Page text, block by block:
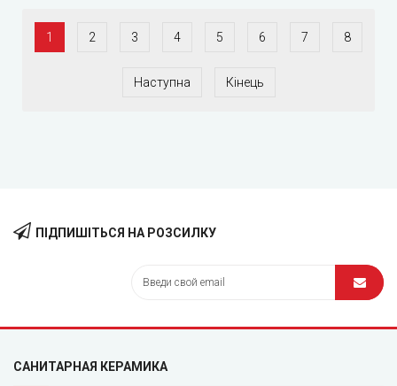
1 2 3 4 5 6 7 8
Наступна Кінець
ПІДПИШІТЬСЯ НА РОЗСИЛКУ
САНИТАРНАЯ КЕРАМИКА